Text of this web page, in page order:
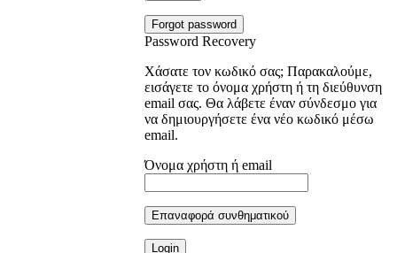
Forgot password
Password Recovery
Χάσατε τον κωδικό σας; Παρακαλούμε,
εισάγετε το όνομα χρήστη ή τη διεύθυνση
email σας. Θα λάβετε έναν σύνδεσμο για
να δημιουργήσετε ένα νέο κωδικό μέσω
email.
Όνομα χρήστη ή email
Επαναφορά συνθηματικού
Login